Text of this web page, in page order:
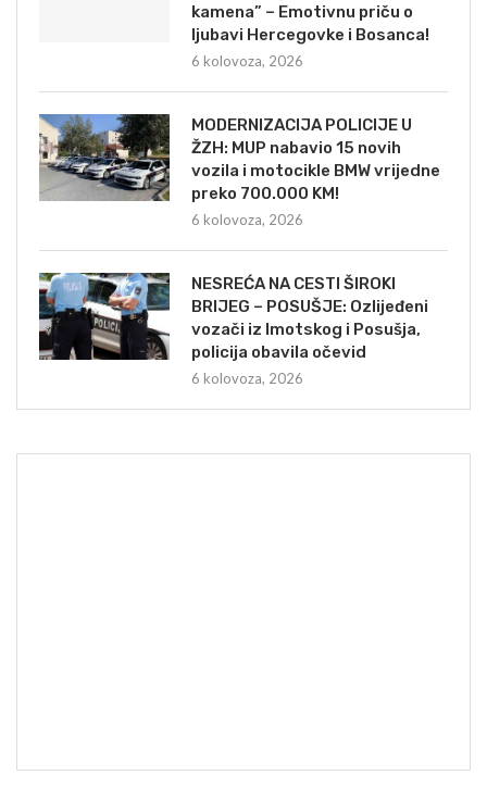
kamena” – Emotivnu priču o
ljubavi Hercegovke i Bosanca!
6 kolovoza, 2026
MODERNIZACIJA POLICIJE U
ŽZH: MUP nabavio 15 novih
vozila i motocikle BMW vrijedne
preko 700.000 KM!
6 kolovoza, 2026
NESREĆA NA CESTI ŠIROKI
BRIJEG – POSUŠJE: Ozlijeđeni
vozači iz Imotskog i Posušja,
policija obavila očevid
6 kolovoza, 2026